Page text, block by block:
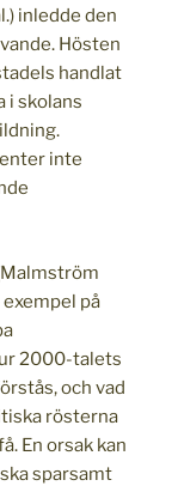
inledde den
Hösten
handlat
i skolans
inte
på
2000-talets
och vad
rösterna
En orsak kan
sparsamt